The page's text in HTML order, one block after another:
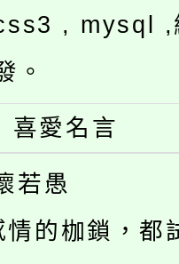
, mysql ,
。
喜愛名言
若愚
的枷鎖，都